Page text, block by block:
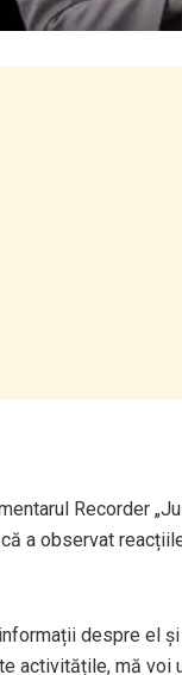
Recorder
a observat
despre el
activitățile, mă voi